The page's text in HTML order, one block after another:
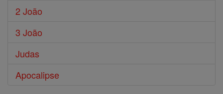
2 João
3 João
Judas
Apocalipse